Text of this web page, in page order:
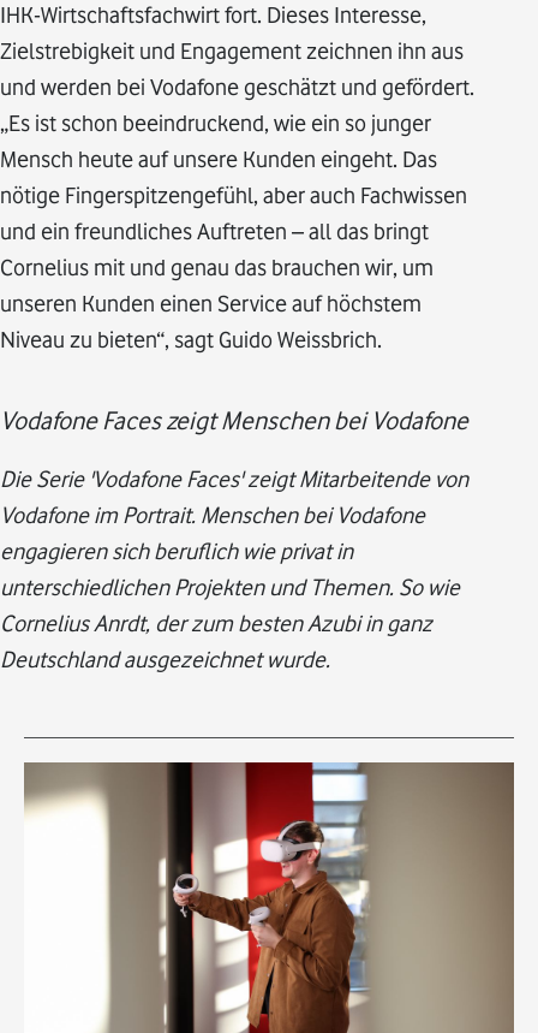
IHK-Wirtschaftsfachwirt fort. Dieses Interesse,
Zielstrebigkeit und Engagement zeichnen ihn aus
und werden bei Vodafone geschätzt und gefördert.
„Es ist schon beeindruckend, wie ein so junger
Mensch heute auf unsere Kunden eingeht. Das
nötige Fingerspitzengefühl, aber auch Fachwissen
und ein freundliches Auftreten – all das bringt
Cornelius mit und genau das brauchen wir, um
unseren Kunden einen Service auf höchstem
Niveau zu bieten“, sagt Guido Weissbrich.
Vodafone Faces zeigt Menschen bei Vodafone
Die Serie 'Vodafone Faces' zeigt Mitarbeitende von
Vodafone im Portrait. Menschen bei Vodafone
engagieren sich beruflich wie privat in
unterschiedlichen Projekten und Themen. So wie
Cornelius Anrdt, der zum besten Azubi in ganz
Deutschland ausgezeichnet wurde.